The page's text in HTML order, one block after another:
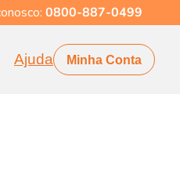
0800-887-0499
Ajuda Minha Conta